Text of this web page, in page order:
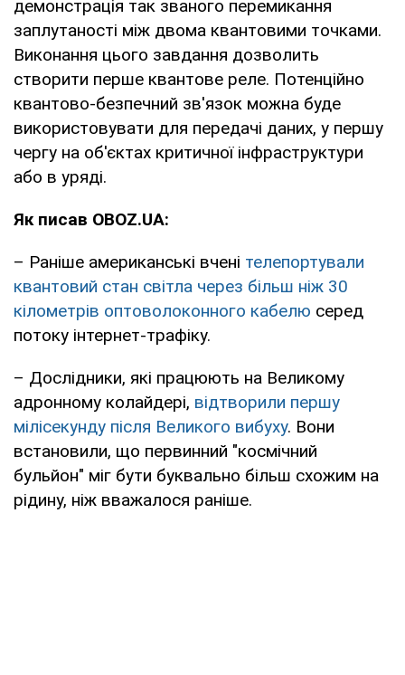
демонстрація так званого перемикання
заплутаності між двома квантовими точками.
Виконання цього завдання дозволить
створити перше квантове реле. Потенційно
квантово-безпечний зв'язок можна буде
використовувати для передачі даних, у першу
чергу на об'єктах критичної інфраструктури
або в уряді.
Як писав OBOZ.UA:
– Раніше американські вчені телепортували
квантовий стан світла через більш ніж 30
кілометрів оптоволоконного кабелю серед
потоку інтернет-трафіку.
– Дослідники, які працюють на Великому
адронному колайдері, відтворили першу
мілісекунду після Великого вибуху. Вони
встановили, що первинний "космічний
бульйон" міг бути буквально більш схожим на
рідину, ніж вважалося раніше.